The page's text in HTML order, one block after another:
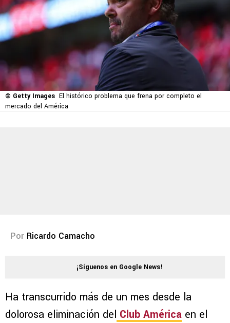
© Getty Images El histórico problema que frena por completo el
mercado del América
Por Ricardo Camacho
¡Síguenos en Google News!
Ha transcurrido más de un mes desde la
dolorosa eliminación del Club América en el